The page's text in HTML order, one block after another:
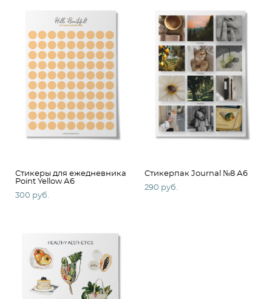
Стикеры для ежедневника
Point Yellow А6
300 pуб.
Cтикерпак Journal №8 А6
290 pуб.